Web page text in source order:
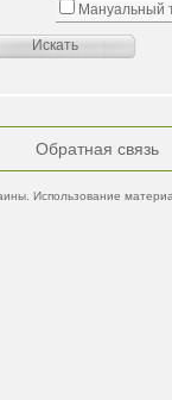
Мануальный
Обратная связь
Использование